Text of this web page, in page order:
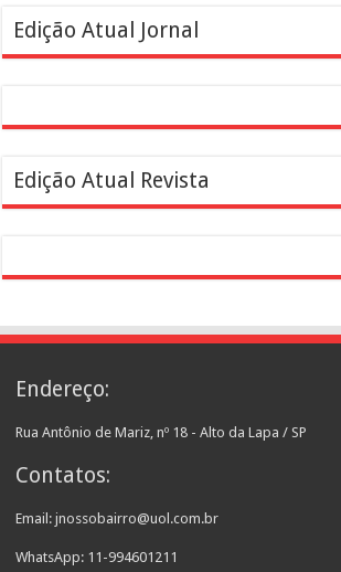
Edição Atual Jornal
Edição Atual Revista
Endereço:
Rua Antônio de Mariz, nº 18 - Alto da Lapa / SP
Contatos:
Email: jnossobairro@uol.com.br
WhatsApp: 11-994601211